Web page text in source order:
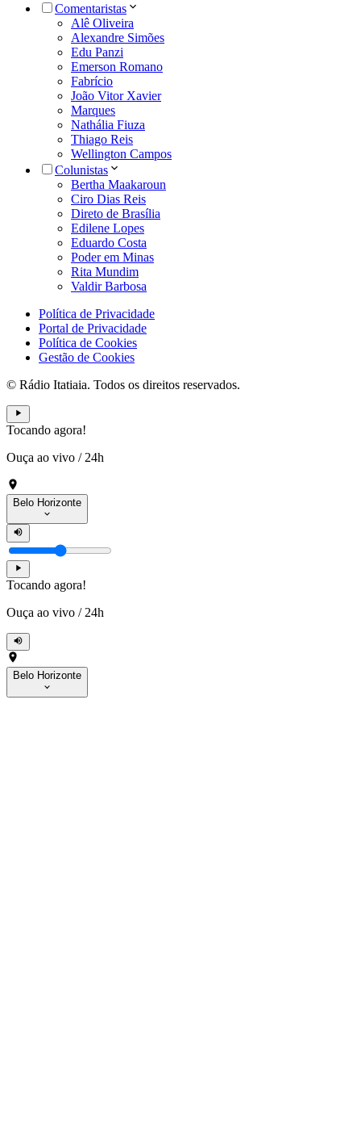
Comentaristas
Alê Oliveira
Alexandre Simões
Edu Panzi
Emerson Romano
Fabrício
João Vitor Xavier
Marques
Nathália Fiuza
Thiago Reis
Wellington Campos
Colunistas
Bertha Maakaroun
Ciro Dias Reis
Direto de Brasília
Edilene Lopes
Eduardo Costa
Poder em Minas
Rita Mundim
Valdir Barbosa
Política de Privacidade
Portal de Privacidade
Política de Cookies
Gestão de Cookies
© Rádio Itatiaia. Todos os direitos reservados.
Tocando agora!
Ouça ao vivo / 24h
Belo Horizonte
Tocando agora!
Ouça ao vivo / 24h
Belo Horizonte